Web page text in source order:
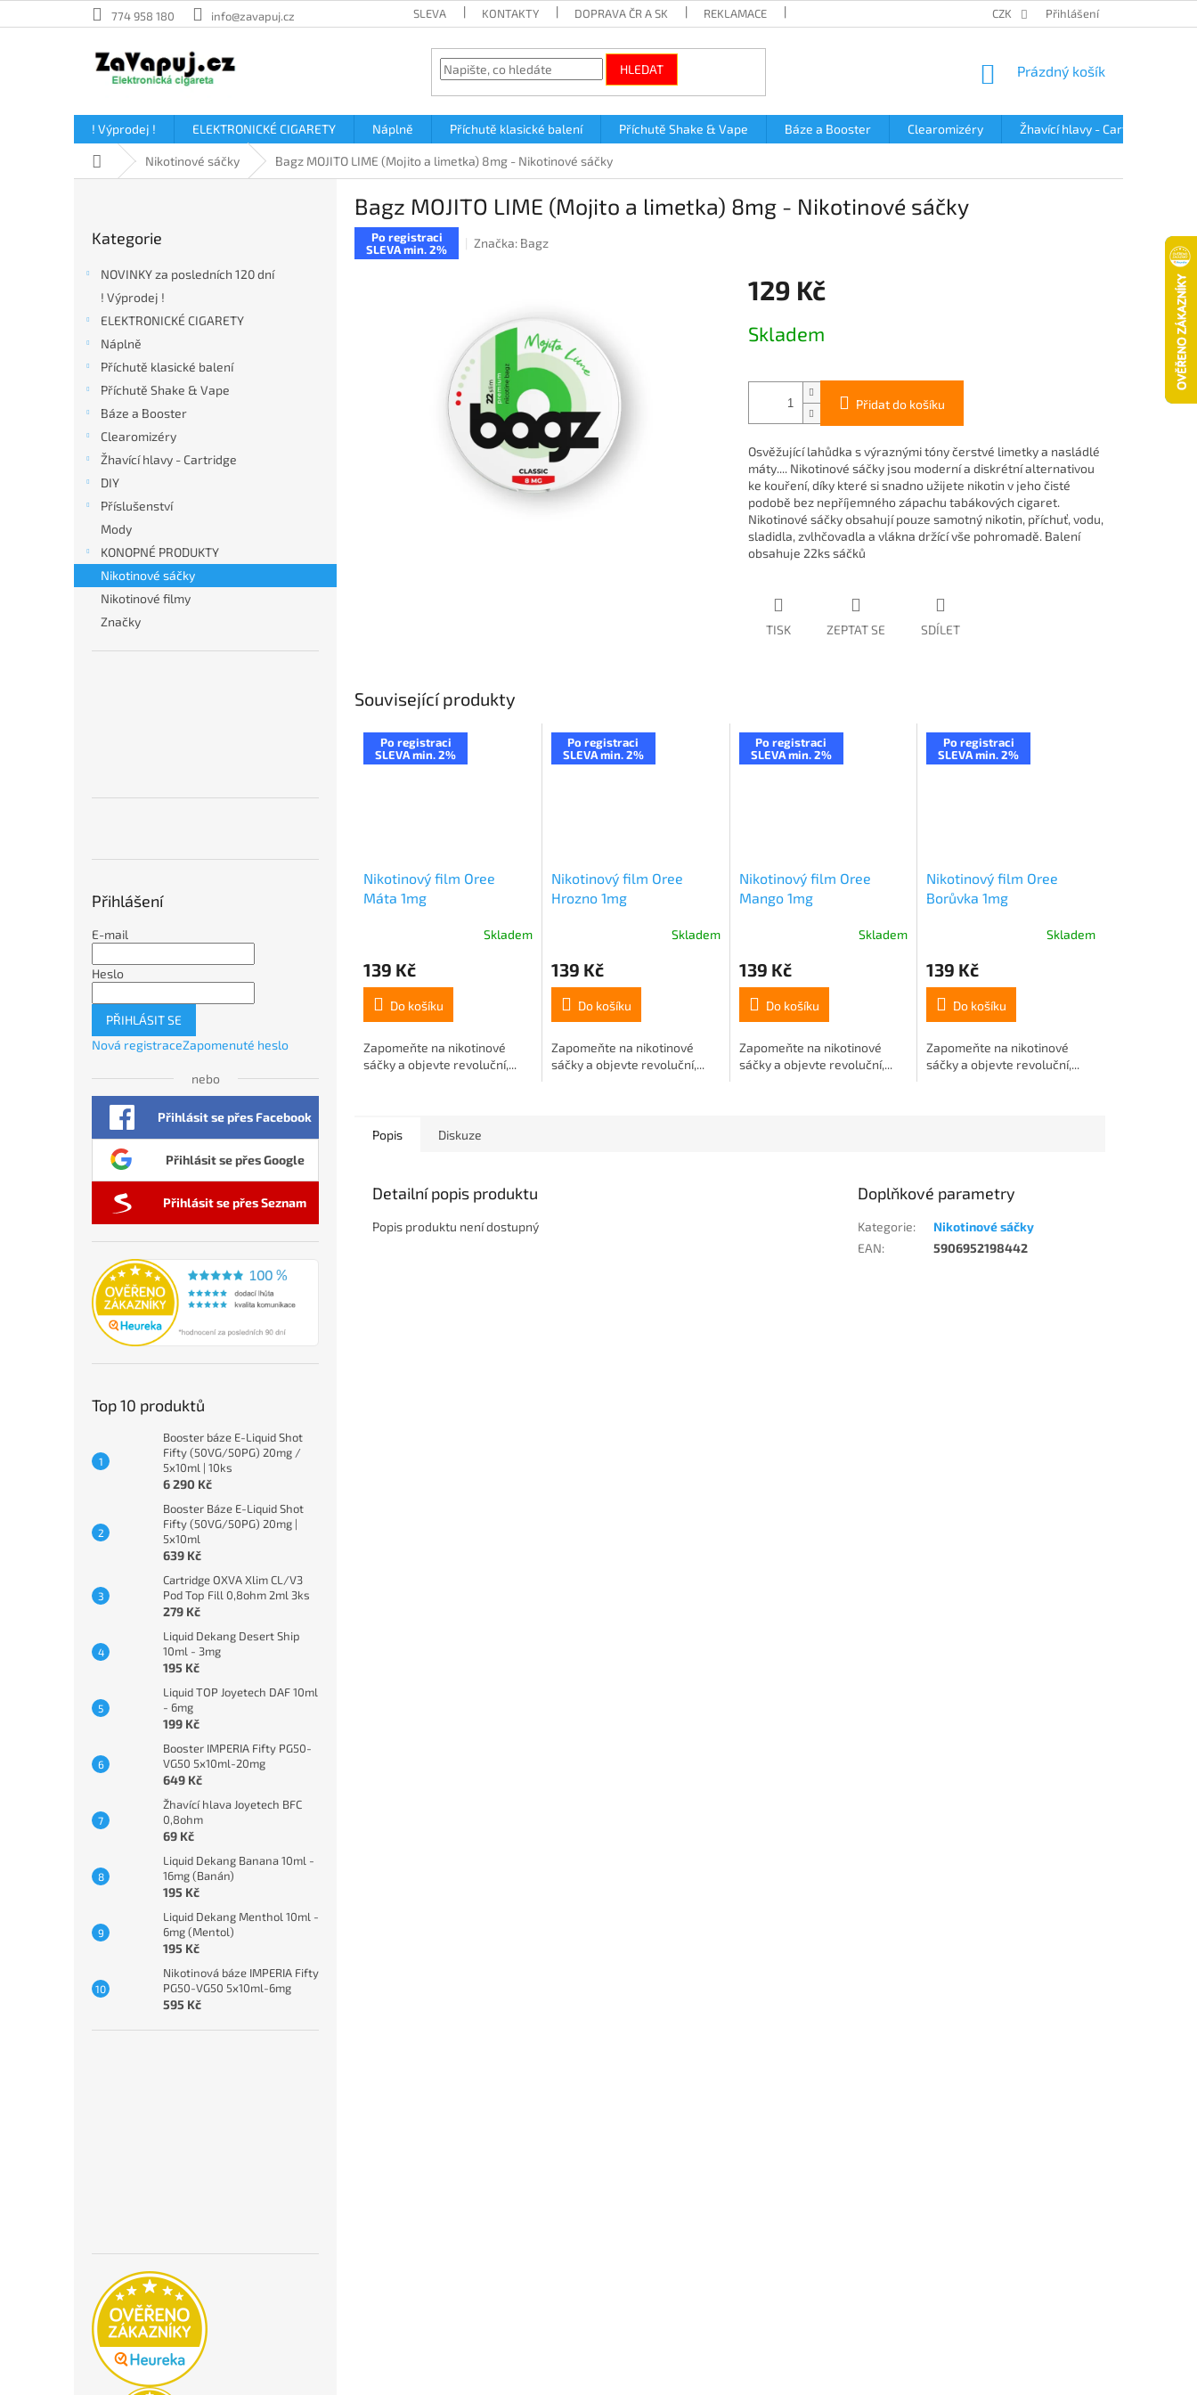
na
774 958 180 info@zavapuj.cz SLEVA KONTAKTY DOPRAVA ČR A SK REKLAMACE PODMÍNKY OCHRANY OSOBNÍCH ÚDAJŮ
CZK Přihlášení
HLEDAT
NÁKUPNÍ
Prázdný košík
! Výprodej ! ELEKTRONICKÉ CIGARETY Náplně Příchutě klasické balení Příchutě Shake & Vape Báze a Booster Clearomizéry Žhavící hlavy - Cartridge
Domů Nikotinové sáčky Bagz MOJITO LIME (Mojito a limetka) 8mg - Nikotinové sáčky
kategorie
Kategorie
NOVINKY za posledních 120 dní
! Výprodej !
ELEKTRONICKÉ CIGARETY
Náplně
Příchutě klasické balení
Příchutě Shake & Vape
Báze a Booster
Clearomizéry
Žhavící hlavy - Cartridge
DIY
Příslušenství
Mody
KONOPNÉ PRODUKTY
Nikotinové sáčky
Nikotinové filmy
Značky
Přihlášení
E-mail
Heslo
PŘIHLÁSIT SE
Nová registraceZapomenuté heslo
nebo
Přihlásit se přes Facebook
Přihlásit se přes Google
Přihlásit se přes Seznam
Top 10 produktů
Booster báze E-Liquid Shot
Fifty (50VG/50PG) 20mg /
5x10ml | 10ks
6 290 Kč
Booster Báze E-Liquid Shot
Fifty (50VG/50PG) 20mg |
5x10ml
639 Kč
Cartridge OXVA Xlim CL/V3
Pod Top Fill 0,8ohm 2ml 3ks
279 Kč
Liquid Dekang Desert Ship
10ml - 3mg
195 Kč
Liquid TOP Joyetech DAF 10ml
- 6mg
199 Kč
Booster IMPERIA Fifty PG50-
VG50 5x10ml-20mg
649 Kč
Žhavící hlava Joyetech BFC
0,8ohm
69 Kč
Liquid Dekang Banana 10ml -
16mg (Banán)
195 Kč
Liquid Dekang Menthol 10ml -
6mg (Mentol)
195 Kč
Nikotinová báze IMPERIA Fifty
PG50-VG50 5x10ml-6mg
595 Kč
Bagz MOJITO LIME (Mojito a limetka) 8mg - Nikotinové sáčky
Po registraci
SLEVA min. 2%
Značka: Bagz
129 Kč
cena:
Skladem
Přidat do košíku
Osvěžující lahůdka s výraznými tóny čerstvé limetky a nasládlé
máty.... Nikotinové sáčky jsou moderní a diskrétní alternativou
ke kouření, díky které si snadno užijete nikotin v jeho čisté
podobě bez nepříjemného zápachu tabákových cigaret.
Nikotinové sáčky obsahují pouze samotný nikotin, příchuť, vodu,
sladidla, zvlhčovadla a vlákna držící vše pohromadě. Balení
obsahuje 22ks sáčků
TISK ZEPTAT SE SDÍLET
Související produkty
Po registraci
SLEVA min. 2%
Nikotinový film Oree
Máta 1mg
Skladem
139 Kč
Do košíku
Zapomeňte na nikotinové
sáčky a objevte revoluční,...
Po registraci
SLEVA min. 2%
Nikotinový film Oree
Hrozno 1mg
Skladem
139 Kč
Do košíku
Zapomeňte na nikotinové
sáčky a objevte revoluční,...
Po registraci
SLEVA min. 2%
Nikotinový film Oree
Mango 1mg
Skladem
139 Kč
Do košíku
Zapomeňte na nikotinové
sáčky a objevte revoluční,...
Po registraci
SLEVA min. 2%
Nikotinový film Oree
Borůvka 1mg
Skladem
139 Kč
Do košíku
Zapomeňte na nikotinové
sáčky a objevte revoluční,...
Popis Diskuze
Detailní popis produktu
Popis produktu není dostupný
Doplňkové parametry
Kategorie:
Nikotinové sáčky
EAN: 5906952198442